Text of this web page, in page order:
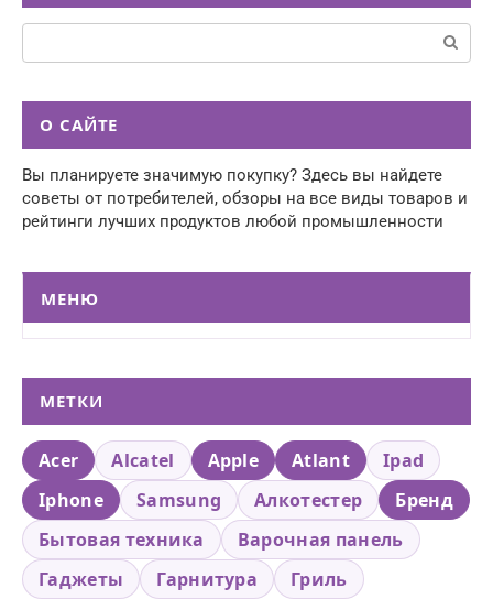
Поиск:
О САЙТЕ
Вы планируете значимую покупку? Здесь вы найдете
советы от потребителей, обзоры на все виды товаров и
рейтинги лучших продуктов любой промышленности
МЕНЮ
МЕТКИ
Acer Alcatel Apple Atlant
Ipad
Iphone
Samsung Алкотестер
Бренд
Бытовая техника
Варочная панель
Гаджеты
Гарнитура Гриль